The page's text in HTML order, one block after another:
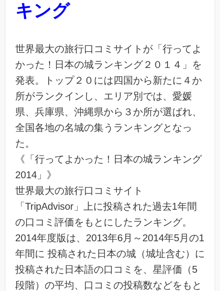
キング
世界最大の旅行口コミサイトが「行ってよ
かった！日本の城ランキング２０１４」を
発表。トップ２０には四国から新たに４か
所がランクインし、エリア別では、愛媛
県、兵庫県、沖縄県から３か所が選ばれ、
全国各地の名城の集うランキングとなっ
た。
《「行ってよかった！日本の城ランキング
2014」》
世界最大の旅行口コミサイト
「TripAdvisor」上に投稿された過去1年間
の口コミ評価をもとにしたランキング。
2014年度版は、2013年6月～2014年5月の1
年間に 投稿された日本の城（城址含む）に
投稿された日本語の口コミを、星評価（5
段階）の平均、口コミの投稿数などをもと